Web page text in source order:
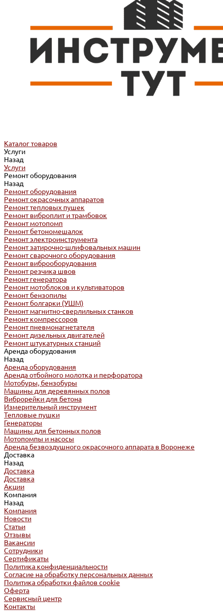
Каталог товаров
Услуги
Назад
Услуги
Ремонт оборудования
Назад
Ремонт оборудования
Ремонт окрасочных аппаратов
Ремонт тепловых пушек
Ремонт виброплит и трамбовок
Ремонт мотопомп
Ремонт бетономешалок
Ремонт электроинструмента
Ремонт затирочно-шлифовальных машин
Ремонт сварочного оборудования
Ремонт виброоборудования
Ремонт резчика швов
Ремонт генератора
Ремонт мотоблоков и культиваторов
Ремонт бензопилы
Ремонт болгарки (УШМ)
Ремонт магнитно-сверлильных станков
Ремонт компрессоров
Ремонт пневмонагнетателя
Ремонт дизельных двигателей
Ремонт штукатурных станций
Аренда оборудования
Назад
Аренда оборудования
Аренда отбойного молотка и перфоратора
Мотобуры, бензобуры
Машины для деревянных полов
Виброрейки для бетона
Измерительный инструмент
Тепловые пушки
Генераторы
Машины для бетонных полов
Мотопомпы и насосы
Аренда безвоздушного окрасочного аппарата в Воронеже
Доставка
Назад
Доставка
Доставка
Акции
Компания
Назад
Компания
Новости
Статьи
Отзывы
Вакансии
Сотрудники
Сертификаты
Политика конфиденциальности
Согласие на обработку персональных данных
Политика обработки файлов cookie
Оферта
Сервисный центр
Контакты